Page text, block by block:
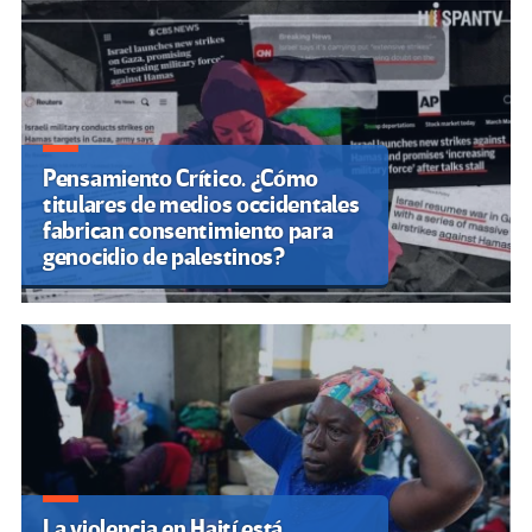
entradas
Pensamiento Crítico. ¿Cómo
titulares de medios occidentales
fabrican consentimiento para
genocidio de palestinos?